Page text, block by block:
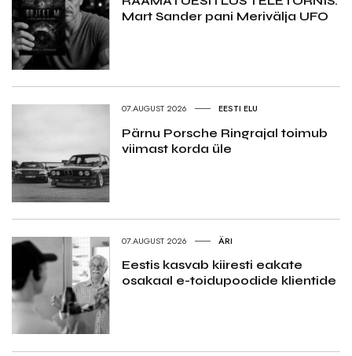
Mart Sander pani Merivälja UFO
07.AUGUST 2026 EESTI ELU
Pärnu Porsche Ringrajal toimub
viimast korda üle
07.AUGUST 2026 ÄRI
Eestis kasvab kiiresti eakate
osakaal e-toidupoodide klientide